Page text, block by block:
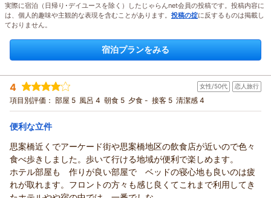
実際に宿泊（日帰り･デイユースを除く）したじゃらんnet会員の投稿です。投稿内容に
は、個人的趣味や主観的な表現を含むことがあります。 投稿の掟に反するものは掲載し
ておりません。
宿泊プランをみる
4 女性/50代 恋人旅行
項目別評価： 部屋 5 風呂 4 朝食 5 夕食 - 接客 5 清潔感 4
便利な立件
思案橋近くでアーケード街や思案橋地区の飲食店が近いので色々
食べ歩きしました。歩いて行ける地域が便利で楽しめます。
ホテル部屋も 作りが良い部屋で ベッドの寝心地も良いのは疲
れが取れます。フロントの方々も感じ良くてこれまで利用してき